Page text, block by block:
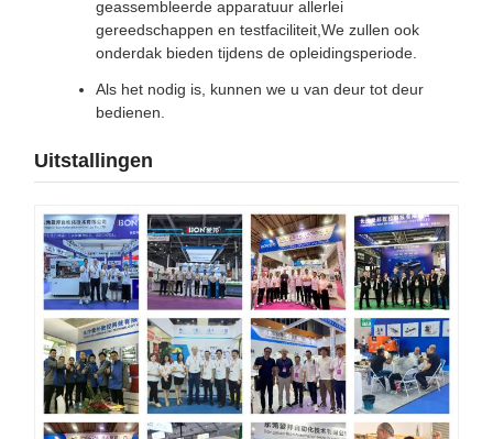
geassembleerde apparatuur allerlei
gereedschappen en testfaciliteit,We zullen ook
onderdak bieden tijdens de opleidingsperiode.
Als het nodig is, kunnen we u van deur tot deur
bedienen.
Uitstallingen